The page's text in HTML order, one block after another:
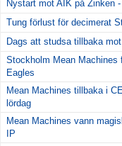
Nystart mot AIK på Zinken
Tung förlust för decimerat
Dags att studsa tillbaka
Stockholm Mean Machines
Eagles
Mean Machines tillbaka i
lördag
Mean Machines vann
IP